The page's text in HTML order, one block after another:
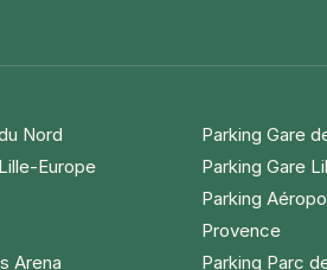
Nord
Parking Gare
Europe
Parking Gare
Parking
Provence
Arena Parking Parc